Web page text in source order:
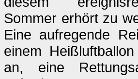
Sommer erhört zu
Eine aufregende
einem
an, eine